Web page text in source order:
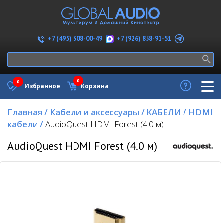
+7 (495) 308-00-49 +7 (926) 858-91-51
Избранное
0
Корзина
0
Главная / Кабели и аксессуары / КАБЕЛИ / HDMI
кабели /AudioQuest HDMI Forest (4.0 м)
AudioQuest HDMI Forest (4.0 м)